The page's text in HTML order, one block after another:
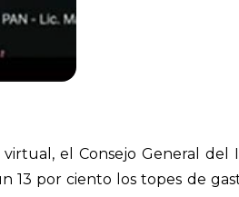
virtual, el Consejo General
13 por ciento los topes de